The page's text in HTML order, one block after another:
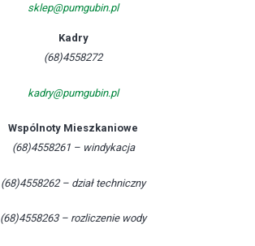
sklep@pumgubin.pl
Kadry
(68)4558272
kadry@pumgubin.pl
Wspólnoty Mieszkaniowe
(68)4558261 – windykacja
(68)4558262 – dział techniczny
(68)4558263 – rozliczenie wody